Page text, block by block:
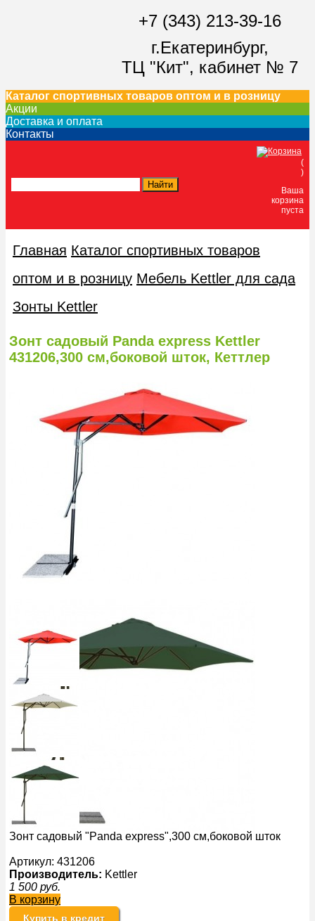
+7 (343) 213-39-16
г.Екатеринбург,
ТЦ "Кит", кабинет № 7
Каталог спортивных товаров оптом и в розницу
Акции
Доставка и оплата
Контакты
(
)
Ваша
корзина
пуста
Главная Каталог спортивных товаров
оптом и в розницу Мебель Kettler для сада
Зонты Kettler
Зонт садовый Panda express Kettler
431206,300 см,боковой шток, Кеттлер
Зонт садовый "Panda express",300 см,боковой шток
Артикул: 431206
Производитель: Kettler
1 500 руб.
В корзину
Купить в кредит